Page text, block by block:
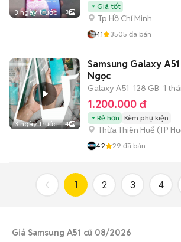
3 ngày trước 3
Giá tốt
Tp Hồ Chí Minh
4.1 3505 đã bán
3 ngày trước 4
Samsung Galaxy A51
Ngọc
Galaxy A51 128 GB 1
1.200.000 đ
Rẻ hơn Kèm phụ kiện
Thừa Thiên Huế (TP
4.2 29 đã bán
1 2 3 4
Giá Samsung A51 cũ 08/2026